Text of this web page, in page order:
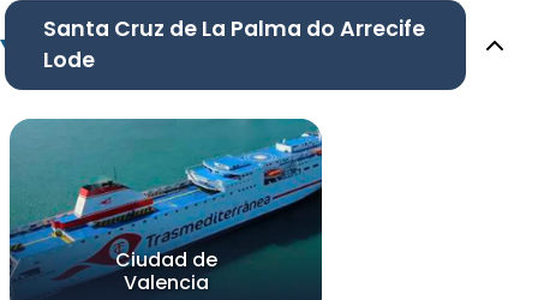
Santa Cruz de La Palma do Arrecife
Lode
Ciudad de
Valencia